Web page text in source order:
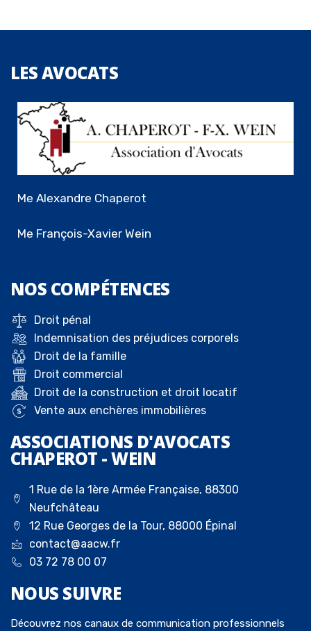
LESAVOCATS
Me Alexandre Chaperot
Me François-Xavier Wein
NOS COMPÉTENCES
Droit pénal
Indemnisation des préjudices corporels
Droit de la famille
Droit commercial
Droit de la construction et droit locatif
Vente aux enchères immobilières
ASSOCIATIONS D'AVOCATS
CHAPEROT - WEIN
1 Rue de la 1ère Armée Française, 88300
Neufchâteau
12 Rue Georges de la Tour, 88000 Épinal
contact@aacw.fr
03 72 78 00 07
NOUS SUIVRE
Découvrez nos canaux de communication professionnels